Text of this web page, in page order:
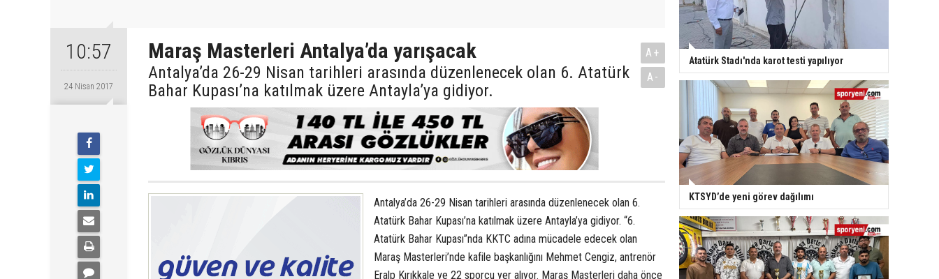
10:57
24 Nisan 2017
Maraş Masterleri Antalya’da yarışacak
Antalya’da 26-29 Nisan tarihleri arasında düzenlenecek olan 6. Atatürk
Bahar Kupası’na katılmak üzere Antayla’ya gidiyor.
A+
A-
Antalya’da 26-29 Nisan tarihleri arasında düzenlenecek olan 6.
Atatürk Bahar Kupası’na katılmak üzere Antayla’ya gidiyor. “6.
Atatürk Bahar Kupası”nda KKTC adına mücadele edecek olan
Maraş Masterleri’nde kafile başkanlığını Mehmet Cengiz, antrenör
Eralp Kırıkkale ve 22 sporcu yer alıyor. Maraş Masterleri daha önce
Atatürk Stadı'nda karot testi yapılıyor
KTSYD’de yeni görev dağılımı